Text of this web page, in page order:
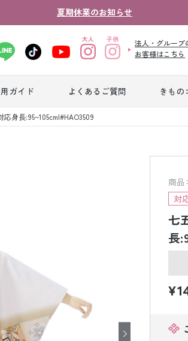
夏期休業のお知らせ
法人・グループ
お客様はこちら
ガイド よくあるご質問 きもの
卒業式袴レンタ
ル
タ
身長:95~105cm|#HAO3509
商品
対
七
長